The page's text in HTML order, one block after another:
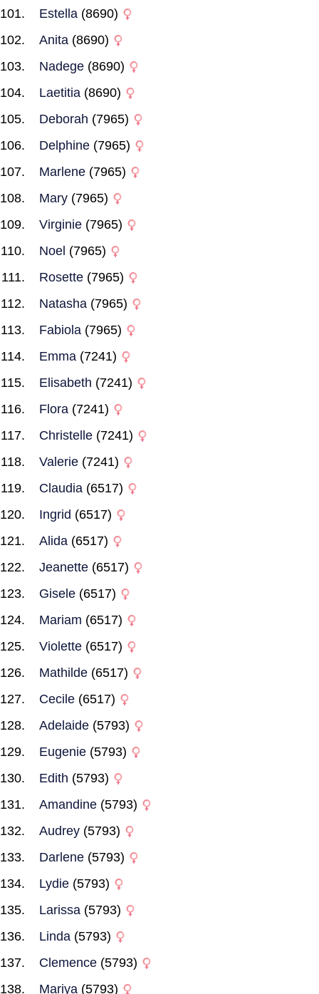
Estella (8690)
Anita (8690)
Nadege (8690)
Laetitia (8690)
Deborah (7965)
Delphine (7965)
Marlene (7965)
Mary (7965)
Virginie (7965)
Noel (7965)
Rosette (7965)
Natasha (7965)
Fabiola (7965)
Emma (7241)
Elisabeth (7241)
Flora (7241)
Christelle (7241)
Valerie (7241)
Claudia (6517)
Ingrid (6517)
Alida (6517)
Jeanette (6517)
Gisele (6517)
Mariam (6517)
Violette (6517)
Mathilde (6517)
Cecile (6517)
Adelaide (5793)
Eugenie (5793)
Edith (5793)
Amandine (5793)
Audrey (5793)
Darlene (5793)
Lydie (5793)
Larissa (5793)
Linda (5793)
Clemence (5793)
Mariya (5793)